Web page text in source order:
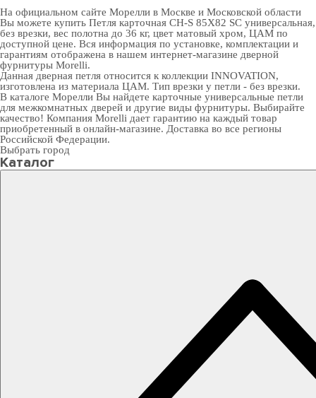
На официальном сайте Морелли в Москве и Московской области
Вы можете купить Петля карточная CH-S 85X82 SC универсальная,
без врезки, вес полотна до 36 кг, цвет матовый хром, ЦАМ по
доступной цене. Вся информация по установке, комплектации и
гарантиям отображена в нашем интернет-магазине дверной
фурнитуры Morelli.
Данная дверная петля относится к коллекции INNOVATION,
изготовлена из материала ЦАМ. Тип врезки у петли - без врезки.
В каталоге Морелли Вы найдете карточные универсальные петли
для межкомнатных дверей и другие виды фурнитуры. Выбирайте
качество! Компания Morelli дает гарантию на каждый товар
приобретенный в онлайн-магазине. Доставка во все регионы
Российской Федерации.
Выбрать город
Каталог